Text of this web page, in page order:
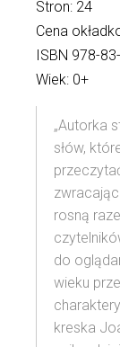
Stron: 24
Cena
ISBN 978-
Wiek: 0+
„Autorka
słów,
rosną
do
wieku
kreska